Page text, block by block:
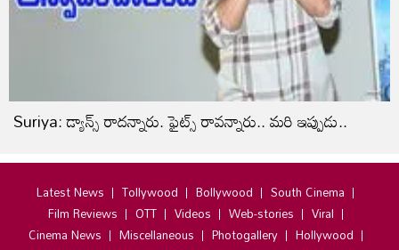
Suriya: డ్యాన్స్‌ రాదన్నారు. ఫైట్స్‌ రావన్నారు.. మరి ఇప్పుడు..
Latest News Tollywood Bollywood
South Cinema
Film Reviews
OTT Videos Web-stories
Viral
Cinema News
Miscellaneous Photogallery
Hollywood